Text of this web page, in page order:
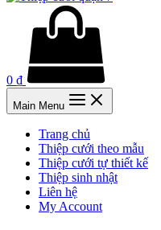
0 ₫
Main Menu
Trang chủ
Thiệp cưới theo mẫu
Thiệp cưới tự thiết kế
Thiệp sinh nhật
Liên hệ
My Account